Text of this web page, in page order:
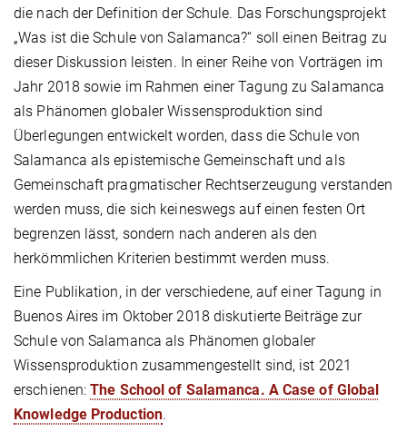
die nach der Definition der Schule. Das Forschungsprojekt
„Was ist die Schule von Salamanca?“ soll einen Beitrag zu
dieser Diskussion leisten. In einer Reihe von Vorträgen im
Jahr 2018 sowie im Rahmen einer Tagung zu Salamanca
als Phänomen globaler Wissensproduktion sind
Überlegungen entwickelt worden, dass die Schule von
Salamanca als epistemische Gemeinschaft und als
Gemeinschaft pragmatischer Rechtserzeugung verstanden
werden muss, die sich keineswegs auf einen festen Ort
begrenzen lässt, sondern nach anderen als den
herkömmlichen Kriterien bestimmt werden muss.
Eine Publikation, in der verschiedene, auf einer Tagung in
Buenos Aires im Oktober 2018 diskutierte Beiträge zur
Schule von Salamanca als Phänomen globaler
Wissensproduktion zusammengestellt sind, ist 2021
erschienen:The School of Salamanca. A Case of Global
Knowledge Production.